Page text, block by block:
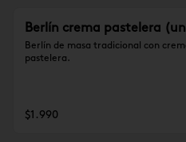
Berlín crema pastelera
Berlín de masa tradicional con
pastelera.
$1.990